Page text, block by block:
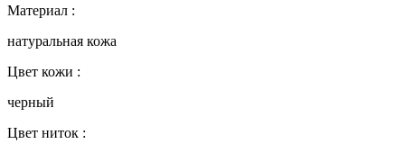
Материал :
натуральная кожа
Цвет кожи :
черный
Цвет ниток :